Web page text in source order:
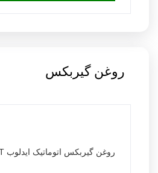
روغن گیربکس
روغن گیربکس اتوماتیک ایدلوب DCT حجم 1 لیتر